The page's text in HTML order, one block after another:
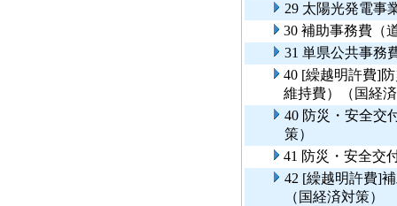
29 太陽光発電事
30 補助事務費（
31 単県公共事務
40 [繰越明許費]
維持費）（国経
40 防災・安全交
策）
41 防災・安全交
42 [繰越明許費]
（国経済対策）